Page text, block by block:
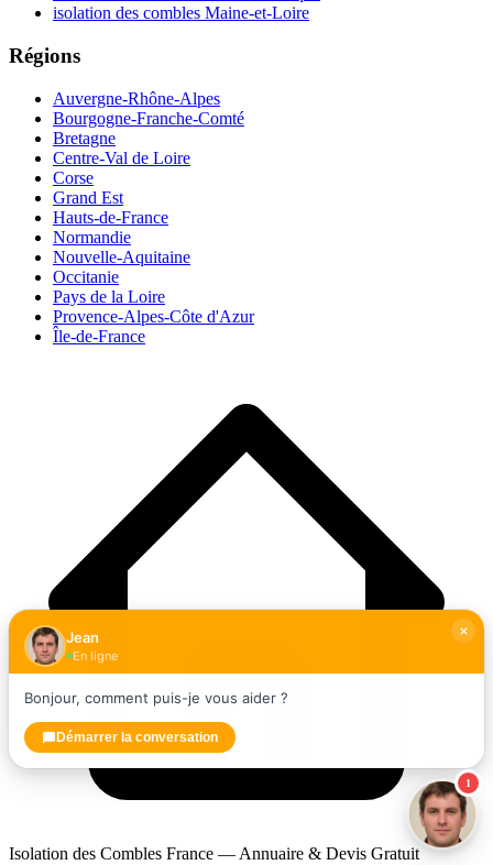
isolation des combles Maine-et-Loire
Régions
Auvergne-Rhône-Alpes
Bourgogne-Franche-Comté
Bretagne
Centre-Val de Loire
Corse
Grand Est
Hauts-de-France
Normandie
Nouvelle-Aquitaine
Occitanie
Pays de la Loire
Provence-Alpes-Côte d'Azur
Île-de-France
Isolation des Combles France — Annuaire & Devis Gratuit
1
Jean
En ligne
Bonjour, comment puis-je vous aider ?
Démarrer la conversation